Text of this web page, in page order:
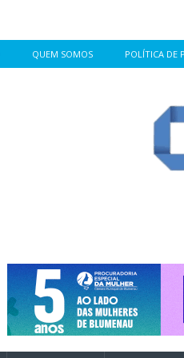
QUEM SOMOS POLÍTICA DE